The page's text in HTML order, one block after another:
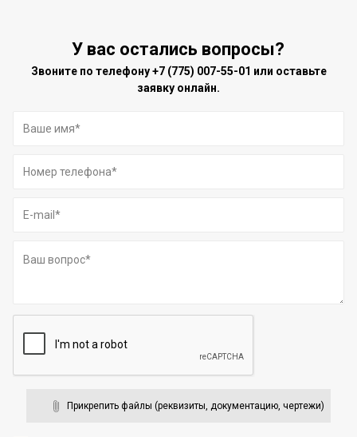
У вас остались вопросы?
Звоните по телефону+7 (775) 007-55-01 или оставьте
заявку онлайн.
Прикрепить файлы (реквизиты, документацию, чертежи)